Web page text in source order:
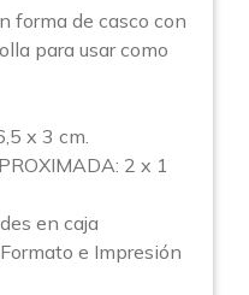
forma de casco con
para usar como
x 3 cm.
2 x 1
en caja
e Impresión